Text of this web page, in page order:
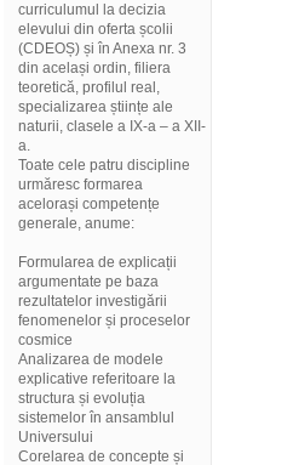
curriculumul la decizia
elevului din oferta școlii
(CDEOȘ) și în Anexa nr. 3
din același ordin, filiera
teoretică, profilul real,
specializarea științe ale
naturii, clasele a IX-a – a XII-
a.
Toate cele patru discipline
urmăresc formarea
acelorași competențe
generale, anume:
Formularea de explicații
argumentate pe baza
rezultatelor investigării
fenomenelor și proceselor
cosmice
Analizarea de modele
explicative referitoare la
structura și evoluția
sistemelor în ansamblul
Universului
Corelarea de concepte și